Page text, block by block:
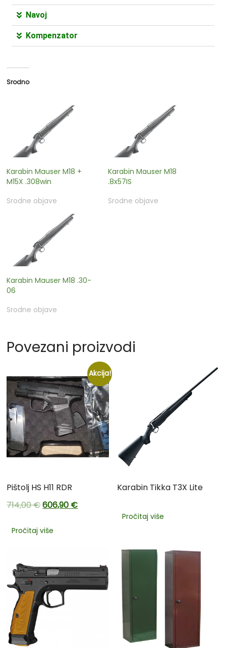
Navoj
Kompenzator
Srodno
Karabin Mauser M18 +
M15X .308win
Srodne objave
Karabin Mauser M18
.8x57IS
Srodne objave
Karabin Mauser M18 .30-
06
Srodne objave
Povezani proizvodi
Akcija!
Pištolj HS H11 RDR
714,00€606,90 €
Pročitaj više
Karabin Tikka T3X Lite
Pročitaj više